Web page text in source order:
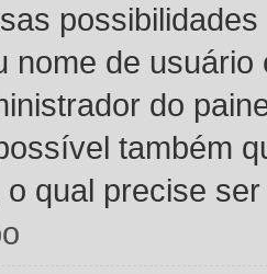
nome de
do
também
qual precise